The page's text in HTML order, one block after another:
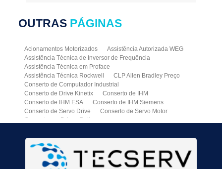
OUTRAS PÁGINAS
Acionamentos Motorizados
Assistência Autorizada WEG
Assistência Técnica de Inversor de Frequência
Assistência Técnica em Proface
Assistência Técnica Rockwell
CLP Allen Bradley Preço
Conserto de Computador Industrial
Conserto de Drive Kinetix
Conserto de IHM
Conserto de IHM ESA
Conserto de IHM Siemens
Conserto de Servo Drive
Conserto de Servo Motor
Conserto em Drives Reliance
Conversor CA CC
Drives WEG
Empresa Autorizada WEG
Inversor de Frequência Allen Bradley
Inversor de Frequência Danfoss